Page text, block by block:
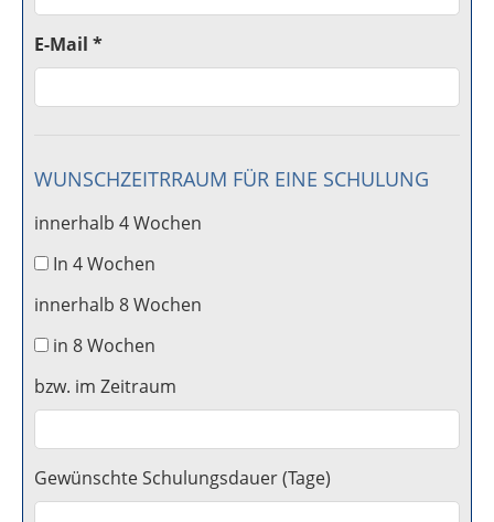
E-Mail *
WUNSCHZEITRRAUM FÜR EINE SCHULUNG
innerhalb 4 Wochen
In 4 Wochen
innerhalb 8 Wochen
in 8 Wochen
bzw. im Zeitraum
Gewünschte Schulungsdauer (Tage)